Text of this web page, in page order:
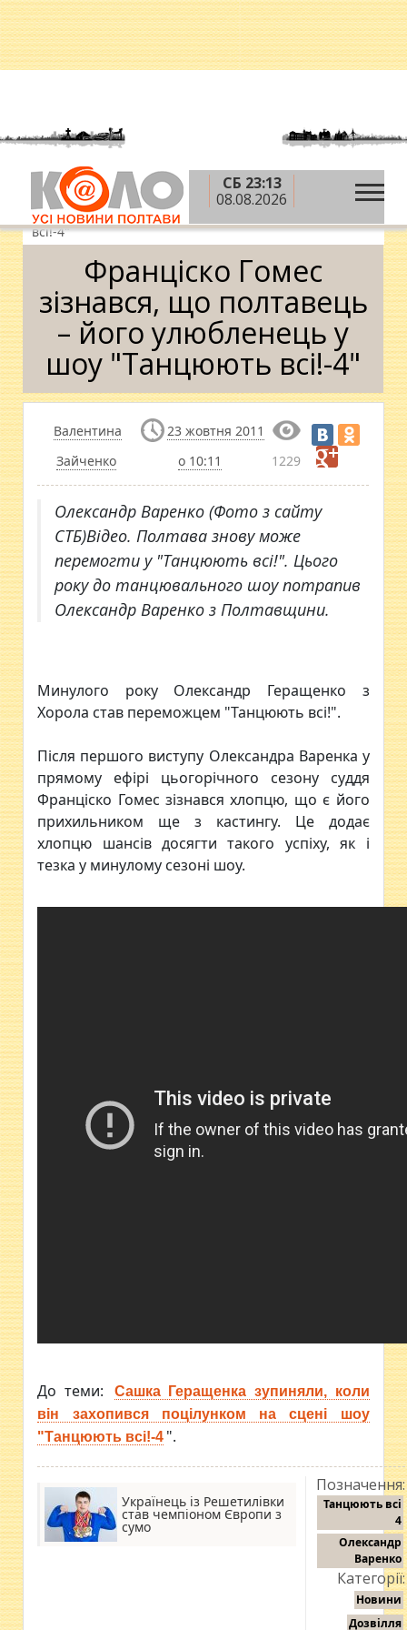
СБ 23:13
08.08.2026
Головна » Новини »
Франціско Гомес зізнався,
що полтавець – його улюбленець у шоу "Танцюють
всі!-4"
Франціско Гомес
зізнався, що полтавець
– його улюбленець у
шоу "Танцюють всі!-4"
Валентина
Зайченко
23 жовтня 2011
о 10:11
1229
Олександр Варенко (Фото з сайту
СТБ)Відео. Полтава знову може
перемогти у "Танцюють всі!". Цього
року до танцювального шоу потрапив
Олександр Варенко з Полтавщини.
Минулого року Олександр Геращенко з
Хорола став переможцем "Танцюють всі!".
Після першого виступу Олександра Варенка у
прямому ефірі цьогорічного сезону суддя
Франціско Гомес зізнався хлопцю, що є його
прихильником ще з кастингу. Це додає
хлопцю шансів досягти такого успіху, як і
тезка у минулому сезоні шоу.
До теми:
Сашка Геращенка зупиняли, коли
він захопився поцілунком на сцені шоу
"Танцюють всі!-4 ".
Українець із Решетилівки
став чемпіоном Європи з
сумо
Позначення:
Танцюють всі
4
Олександр
Варенко
Категорії:
Новини
Дозвілля